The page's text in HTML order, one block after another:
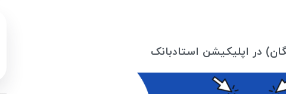
در اپلیکیشن استادبانک